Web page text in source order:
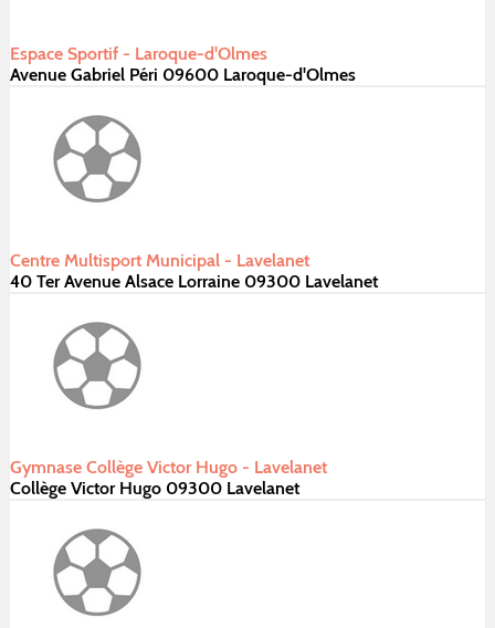
Espace Sportif - Laroque-d'Olmes
Avenue Gabriel Péri 09600 Laroque-d'Olmes
Centre Multisport Municipal - Lavelanet
40 Ter Avenue Alsace Lorraine 09300 Lavelanet
Gymnase Collège Victor Hugo - Lavelanet
Collège Victor Hugo 09300 Lavelanet